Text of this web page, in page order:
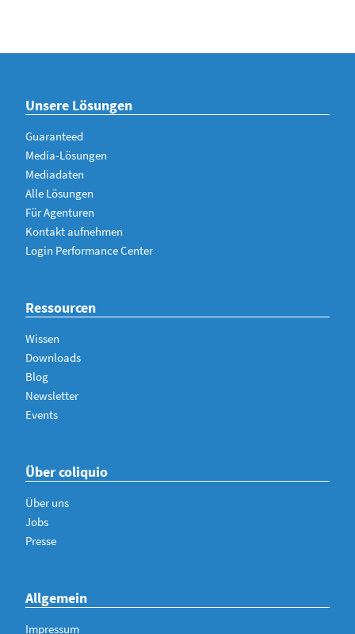
Unsere Lösungen
Guaranteed
Media-Lösungen
Mediadaten
Alle Lösungen
Für Agenturen
Kontakt aufnehmen
Login Performance Center
Ressourcen
Wissen
Downloads
Blog
Newsletter
Events
Über coliquio
Über uns
Jobs
Presse
Allgemein
Impressum